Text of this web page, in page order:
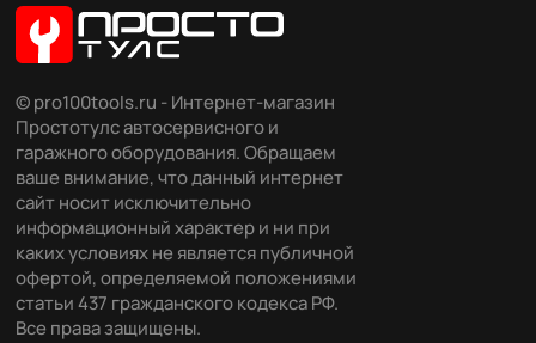
© pro100tools.ru - Интернет-магазин
Простотулс автосервисного и
гаражного оборудования. Обращаем
ваше внимание, что данный интернет
сайт носит исключительно
информационный характер и ни при
каких условиях не является публичной
офертой, определяемой положениями
статьи 437 гражданского кодекса РФ.
Все права защищены.